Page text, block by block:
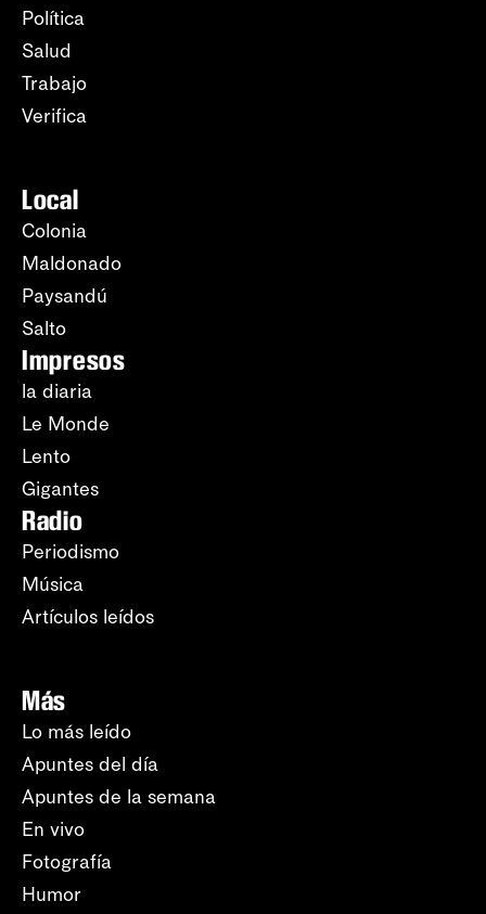
Política
Salud
Trabajo
Verifica
Local
Colonia
Maldonado
Paysandú
Salto
Impresos
la diaria
Le Monde
Lento
Gigantes
Radio
Periodismo
Música
Artículos leídos
Más
Lo más leído
Apuntes del día
Apuntes de la semana
En vivo
Fotografía
Humor